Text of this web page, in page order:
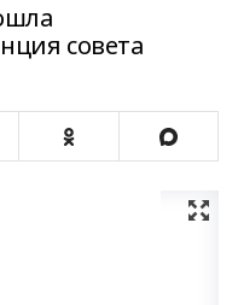
совета